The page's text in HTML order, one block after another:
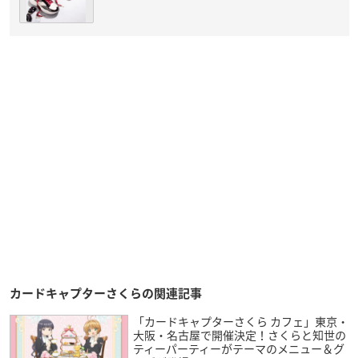
カードキャプターさくらの関連記事
「カードキャプターさくら カフェ」東京・
大阪・名古屋で開催決定！さくらと知世の
ティーパーティーがテーマのメニュー＆グ